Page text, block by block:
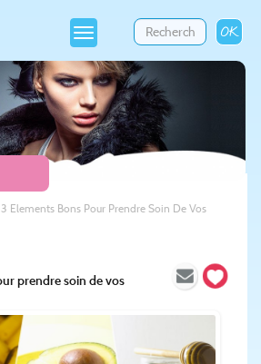
OK
Toggle
navigation
3 Elements Bons Pour Prendre Soin De Vos